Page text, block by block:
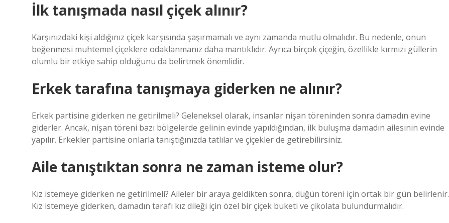
İlk tanışmada nasıl çiçek alınır?
Karşınızdaki kişi aldığınız çiçek karşısında şaşırmamalı ve aynı zamanda mutlu olmalıdır. Bu nedenle, onun
beğenmesi muhtemel çiçeklere odaklanmanız daha mantıklıdır. Ayrıca birçok çiçeğin, özellikle kırmızı güllerin
olumlu bir etkiye sahip olduğunu da belirtmek önemlidir.
Erkek tarafına tanışmaya giderken ne alınır?
Erkek partisine giderken ne getirilmeli? Geleneksel olarak, insanlar nişan töreninden sonra damadın evine
giderler. Ancak, nişan töreni bazı bölgelerde gelinin evinde yapıldığından, ilk buluşma damadın ailesinin evinde
yapılır. Erkekler partisine onlarla tanıştığınızda tatlılar ve çiçekler de getirebilirsiniz.
Aile tanıştıktan sonra ne zaman isteme olur?
Kız istemeye giderken ne getirilmeli? Aileler bir araya geldikten sonra, düğün töreni için ortak bir gün belirlenir.
Kız istemeye giderken, damadın tarafı kız dileği için özel bir çiçek buketi ve çikolata bulundurmalıdır.